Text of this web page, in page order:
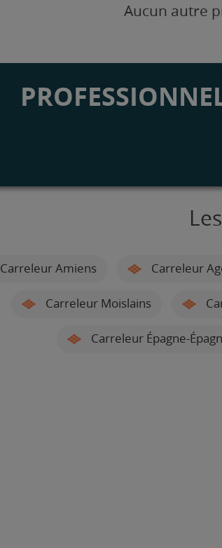
Aucun autre
Carreleur Amiens Carreleur
Carreleur Moislains
Carreleur Épagne-